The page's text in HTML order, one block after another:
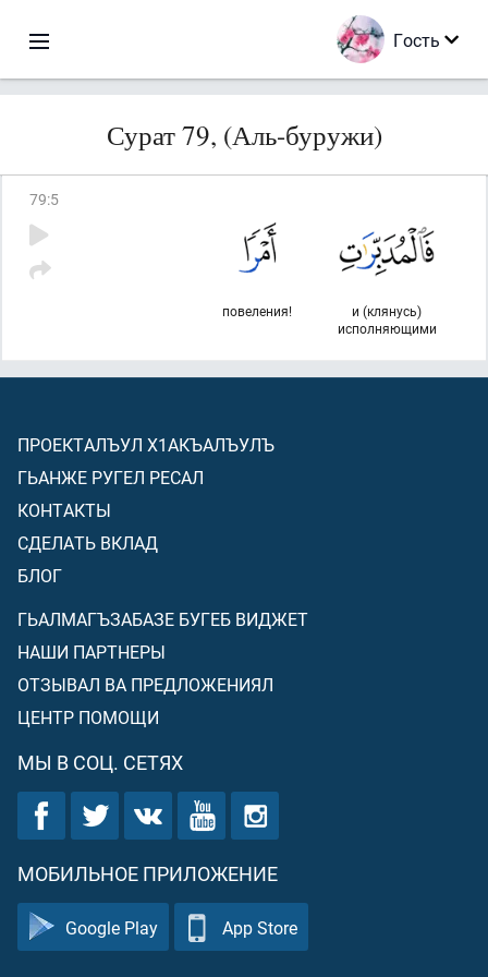
Гость
Сурат 79, (Аль-буружи)
79:5
и (клянусь)
исполняющими
повеления!
ПРОЕКТАЛЪУЛ Х1АКЪАЛЪУЛЪ
ГЬАНЖЕ РУГЕЛ РЕСАЛ
КОНТАКТЫ
СДЕЛАТЬ ВКЛАД
БЛОГ
ГЬАЛМАГЪЗАБАЗЕ БУГЕБ ВИДЖЕТ
НАШИ ПАРТНЕРЫ
ОТЗЫВАЛ ВА ПРЕДЛОЖЕНИЯЛ
ЦЕНТР ПОМОЩИ
МЫ В СОЦ. СЕТЯХ
МОБИЛЬНОЕ ПРИЛОЖЕНИЕ
Google Play App Store